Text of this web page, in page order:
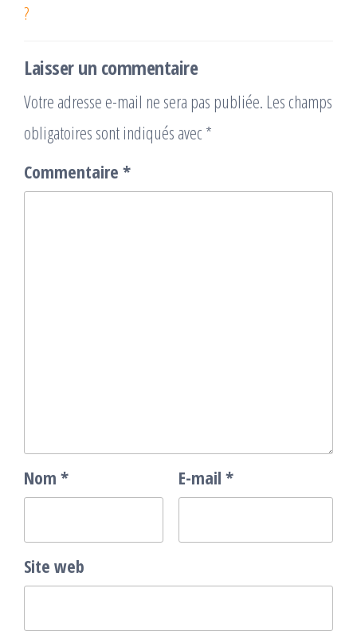
?
Laisser un commentaire
Votre adresse e-mail ne sera pas publiée. Les champs
obligatoires sont indiqués avec *
Commentaire *
Nom * E-mail *
Site web